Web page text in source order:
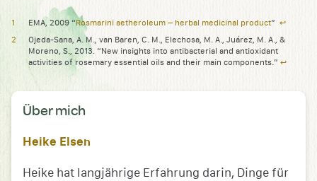
EMA, 2009 “ Rosmarini aetheroleum – herbal medicinal product” ↩︎
Ojeda-Sana, A. M., van Baren, C. M., Elechosa, M. A., Juárez, M. A., &
Moreno, S., 2013. “New insights into antibacterial and antioxidant
activities of rosemary essential oils and their main components.” ↩︎
Über mich
Heike Elsen
Heike hat langjährige Erfahrung darin, Dinge für